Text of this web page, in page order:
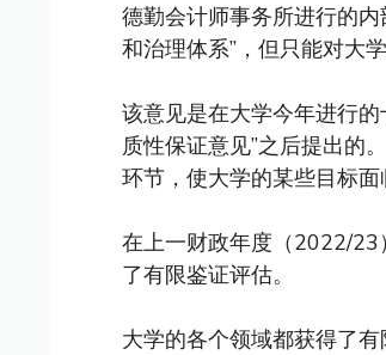
德勤会计师事务所进行的
和治理体系”，但只能对大
该意见是在大学今年进行
质性保证意见”之后提出的
环节，使大学的某些目标面
在上一财政年度（2022/23
了有限鉴证评估。
大学的各个领域都获得了